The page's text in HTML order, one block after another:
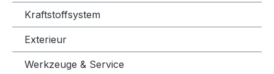
Kraftstoffsystem
Exterieur
Werkzeuge & Service